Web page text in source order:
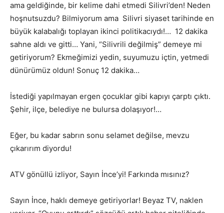
ama geldiğinde, bir kelime dahi etmedi Silivri’den! Neden
hoşnutsuzdu? Bilmiyorum ama Silivri siyaset tarihinde en
büyük kalabalığı toplayan ikinci politikacıydı!… 12 dakika
sahne aldı ve gitti… Yani, “Silivrili değilmiş” demeye mi
getiriyorum? Ekmeğimizi yedin, suyumuzu içtin, yetmedi
dünürümüz oldun! Sonuç 12 dakika…
İstediği yapılmayan ergen çocuklar gibi kapıyı çarptı çıktı.
Şehir, ilçe, belediye ne bulursa dolaşıyor!…
Eğer, bu kadar sabrın sonu selamet değilse, mevzu
çıkarırım diyordu!
ATV gönüllü izliyor, Sayın İnce’yi! Farkında mısınız?
Sayın İnce, haklı demeye getiriyorlar! Beyaz TV, naklen